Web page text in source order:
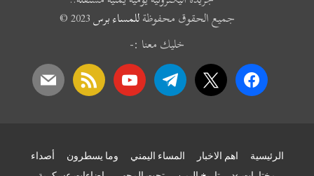
جميع الحقوق محفوظةللمساء برس
خليك معنا :-
facebook
x
telegram
youtube
rss
mail
الرئيسية اهم الاخبار المساء اليمني وما يسطرون
أصداء